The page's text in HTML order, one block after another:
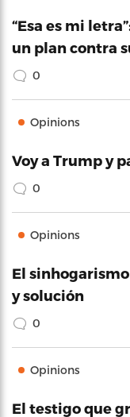
“Esa es mi
un plan contra
0
Opinions
Voy a Trump y
0
Opinions
El
y solución
0
Opinions
El testigo que